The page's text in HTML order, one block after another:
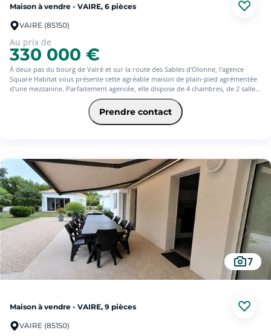
Maison à vendre - VAIRE, 6 pièces
VAIRE (85150)
Au prix de
330 000 €
À deux pas du bourg de Vairé et sur la route des Sables d'Olonne, l'agence
Square Habitat vous présente cette agréable maison de plain-pied agrémentée
d'une mezzanine. Parfaitement agencée, elle dispose de 4 chambres, de 2 salles
d'eau et de deux pièces de vie, dont l'une séduit par sa cheminée à insert. Vous
profiterez également de deux cuisines, d'une véranda chauffée pour toutes les
saisons, ainsi que d'un grand garage à belle hauteur sous plafond. Implantée
sur une parcelle close avec place de stationnement, le bien profite d'un
Prendre contact
7
Maison à vendre - VAIRE, 9 pièces
VAIRE (85150)